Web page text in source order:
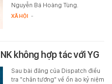
Nguyễn Bá Hoàng Tùng.
XÃ HỘI -
không hợp tác với YG
Sau bài đăng của Dispatch điều
tra "chân tướng" về ồn ào kỷ niệm